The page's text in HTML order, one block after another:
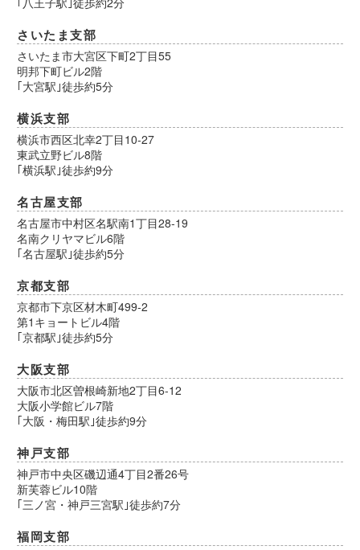
さいたま支部
さいたま市大宮区下町2丁目55
明邦下町ビル2階
｢大宮駅｣徒歩約5分
横浜支部
横浜市西区北幸2丁目10-27
東武立野ビル8階
｢横浜駅｣徒歩約9分
名古屋支部
名古屋市中村区名駅南1丁目28-19
名南クリヤマビル6階
｢名古屋駅｣徒歩約5分
京都支部
京都市下京区材木町499-2
第1キョートビル4階
｢京都駅｣徒歩約5分
大阪支部
大阪市北区曽根崎新地2丁目6-12
大阪小学館ビル7階
｢大阪・梅田駅｣徒歩約9分
神戸支部
神戸市中央区磯辺通4丁目2番26号
新芙蓉ビル10階
｢三ノ宮・神戸三宮駅｣徒歩約7分
福岡支部